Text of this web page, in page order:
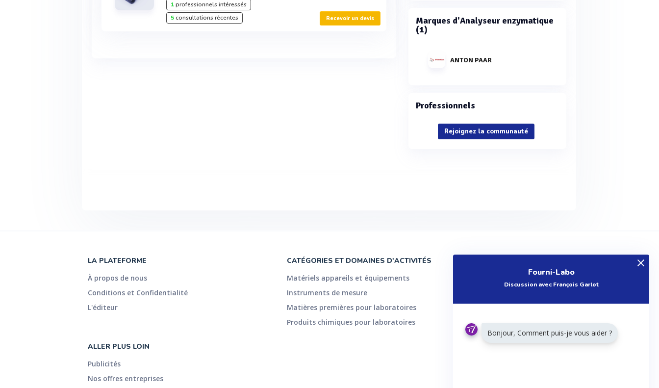
1professionnels intéressés
5consultations récentes Recevoir un devis
Marques d'Analyseur enzymatique
(1)
ANTON PAAR
Professionnels
Rejoignez la communauté
LA PLATEFORME
À propos de nous
Conditions et Confidentialité
L'éditeur
ALLER PLUS LOIN
Publicités
Nos offres entreprises
CATÉGORIES ET DOMAINES D'ACTIVITÉS
Matériels appareils et équipements
Instruments de mesure
Matières premières pour laboratoires
Produits chimiques pour laboratoires
Réalisations
Tutoriels
Fourni-Labo
Discussion avec François Garlot
Bonjour, Comment puis-je vous aider ?